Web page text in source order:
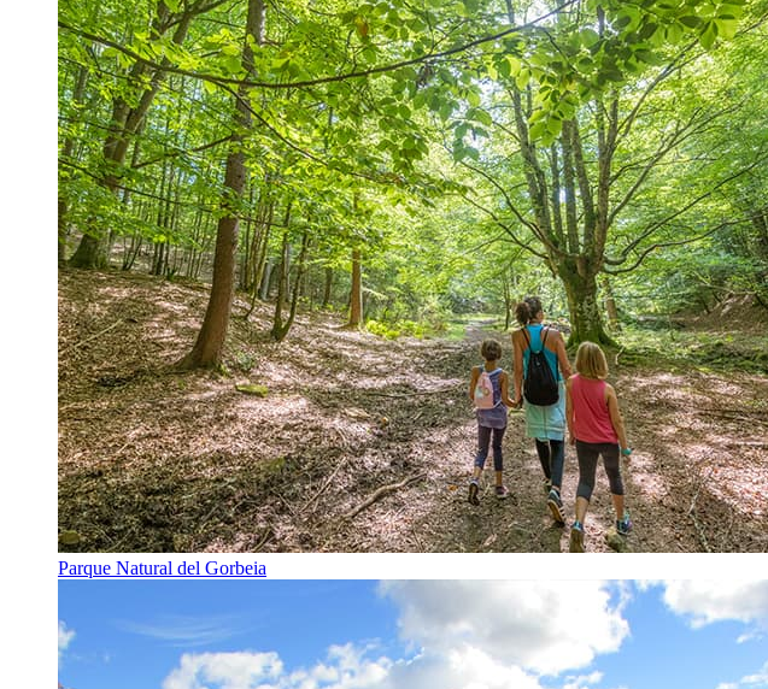
Parque Natural del Gorbeia